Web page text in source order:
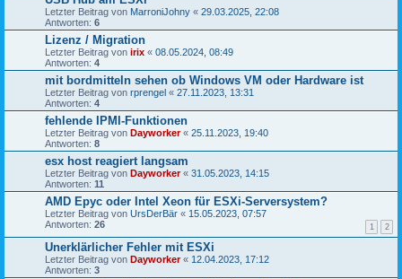
Letzter Beitrag von MarroniJohny « 29.03.2025, 22:08
Antworten: 6
Lizenz / Migration
Letzter Beitrag von irix « 08.05.2024, 08:49
Antworten: 4
mit bordmitteln sehen ob Windows VM oder Hardware ist
Letzter Beitrag von rprengel « 27.11.2023, 13:31
Antworten: 4
fehlende IPMI-Funktionen
Letzter Beitrag von Dayworker« 25.11.2023, 19:40
Antworten: 8
esx host reagiert langsam
Letzter Beitrag von Dayworker« 31.05.2023, 14:15
Antworten: 11
AMD Epyc oder Intel Xeon für ESXi-Serversystem?
Letzter Beitrag von UrsDerBär « 15.05.2023, 07:57
Antworten: 26 1 2
Unerklärlicher Fehler mit ESXi
Letzter Beitrag von Dayworker« 12.04.2023, 17:12
Antworten: 3